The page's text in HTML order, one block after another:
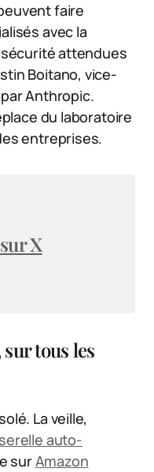
faire
avec la
sécurité attendues
Boitano, vice-
Anthropic.
du laboratoire
entreprises.
X
tous les
La veille,
auto-
surAmazon